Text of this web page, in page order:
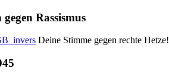
gegen Rassismus
Deine Stimme gegen rechte Hetze!